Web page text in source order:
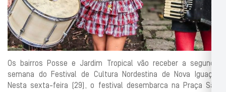
Os bairros Posse e Jardim Tropical vão receber a segunda
semana do Festival de Cultura Nordestina de Nova Iguaçu.
Nesta sexta-feira (29), o festival desembarca na Praça São